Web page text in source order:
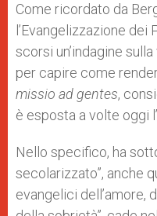
Come ricordato da
l’Evangelizzazione
scorsi un’indagine
per capire come
missio ad gentes,
è esposta a volte oggi
Nello specifico, ha
secolarizzato”, anche
evangelici dell’amore,